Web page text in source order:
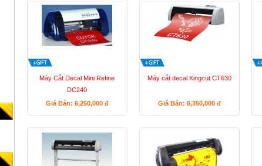
Máy Cắt Decal Mini Refine
DC240
Giá Bán: 6,250,000 đ
Máy cắt decal Kingcut CT630
Giá Bán: 6,350,000 đ